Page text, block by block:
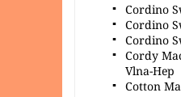
Cordino
Cordino
Cordino
Cordy
Vlna-Hep
Cotton